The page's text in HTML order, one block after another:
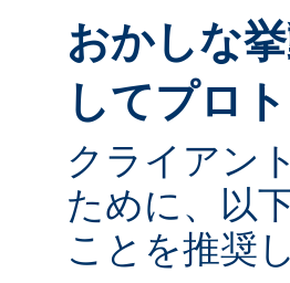
おかしな
してプロ
クライアン
ために、以
ことを推奨